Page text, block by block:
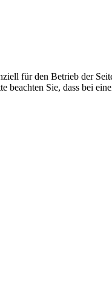
für den Betrieb der
beachten Sie, dass bei